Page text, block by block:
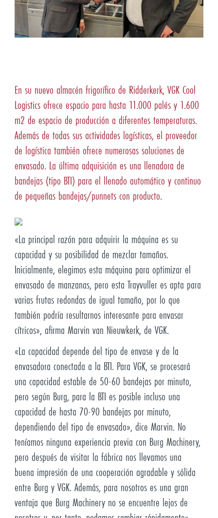
En su nuevo almacén frigorífico de Ridderkerk, VGK Cool
Logistics ofrece espacio para hasta 11.000 palés y 1.600
m2 de espacio de producción a diferentes temperaturas.
Además de todas sus actividades logísticas, el proveedor
de logística también ofrece numerosas soluciones de
envasado. La última adquisición es una llenadora de
bandejas (tipo BTI) para el llenado automático y continuo
de pequeñas bandejas/punnets con producto.
«La principal razón para adquirir la máquina es su
capacidad y su posibilidad de mezclar tamaños.
Inicialmente, elegimos esta máquina para optimizar el
envasado de manzanas, pero esta Trayvuller es apta para
varias frutas redondas de igual tamaño, por lo que
también podría resultarnos interesante para envasar
cítricos», afirma Marvin van Nieuwkerk, de VGK.
«La capacidad depende del tipo de envase y de la
envasadora conectada a la BTI. Para VGK, se procesará
una capacidad estable de 50-60 bandejas por minuto,
pero según Burg, para la BTI es posible incluso una
capacidad de hasta 70-90 bandejas por minuto,
dependiendo del tipo de envasado», dice Marvin. No
teníamos ninguna experiencia previa con Burg Machinery,
pero después de visitar la fábrica nos llevamos una
buena impresión de una cooperación agradable y sólida
entre Burg y VGK. Además, para nosotros es una gran
ventaja que Burg Machinery no se encuentre lejos de